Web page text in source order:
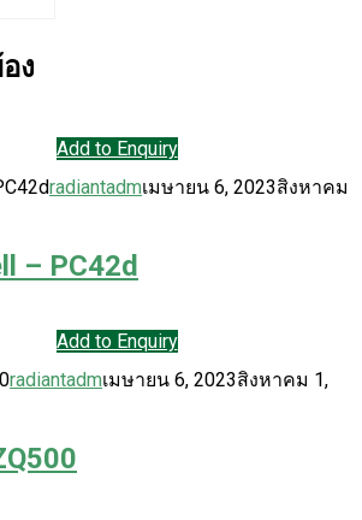
ง
Add to Enquiry
radiantadmเมษายน 6, 2023สิงหาคม
– PC42d
Add to Enquiry
radiantadmเมษายน 6, 2023สิงหาคม 1,